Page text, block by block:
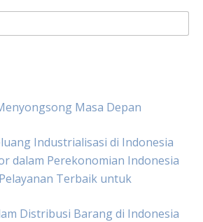
Masa Depan
Industrialisasi di Indonesia
dalam Perekonomian Indonesia
Terbaik untuk
Distribusi Barang di Indonesia